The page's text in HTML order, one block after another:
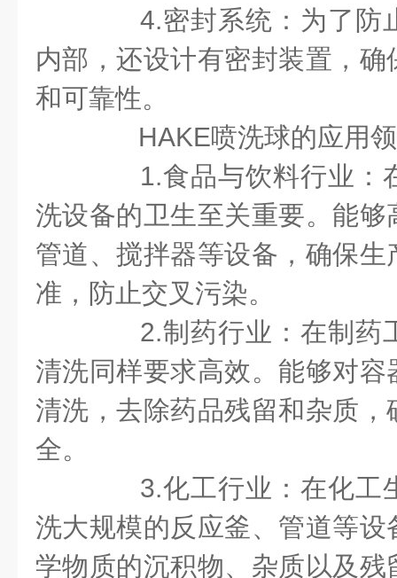
4.密封系统：为了防
内部，还设计有密封装置，
和可靠性。
HAKE喷洗球的应用领
1.食品与饮料行业：
洗设备的卫生至关重要。能
管道、搅拌器等设备，确保
准，防止交叉污染。
2.制药行业：在制药
清洗同样要求高效。能够对
清洗，去除药品残留和杂质
全。
3.化工行业：在化工
洗大规模的反应釜、管道等
学物质的沉积物、杂质以及